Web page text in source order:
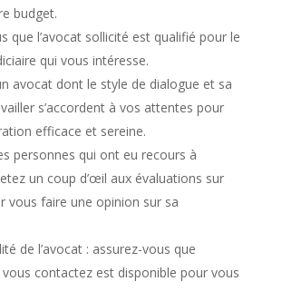
budget.
que l’avocat sollicité est qualifié pour le
qui vous intéresse.
avocat dont le style de dialogue et sa
s’accordent à vos attentes pour
efficace et sereine.
personnes qui ont eu recours à
un coup d’œil aux évaluations sur
vous faire une opinion sur sa
de l’avocat : assurez-vous que
vous contactez est disponible pour vous